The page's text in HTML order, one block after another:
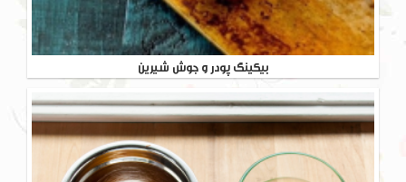
بیکینگ پودر و جوش شیرین